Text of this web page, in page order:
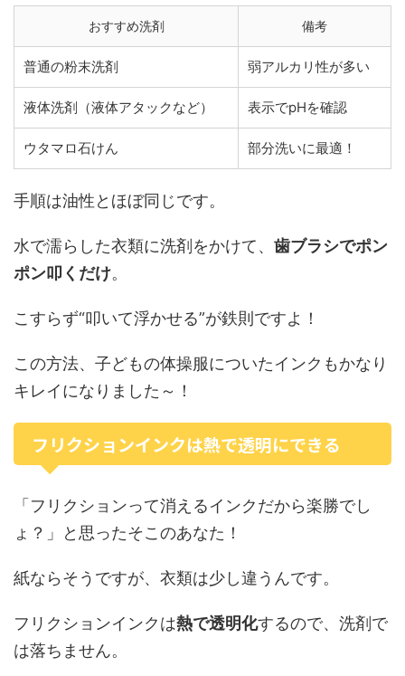
おすすめ洗剤 備考
普通の粉末洗剤 弱アルカリ性が多い
液体洗剤（液体アタックなど） 表示でpHを確認
ウタマロ石けん 部分洗いに最適！
手順は油性とほぼ同じです。
水で濡らした衣類に洗剤をかけて、 歯ブラシでポン
ポン叩くだけ。
こすらず“叩いて浮かせる”が鉄則ですよ！
この方法、子どもの体操服についたインクもかなり
キレイになりました～！
フリクションインクは熱で透明にできる
「フリクションって消えるインクだから楽勝でし
ょ？」と思ったそこのあなた！
紙ならそうですが、衣類は少し違うんです。
フリクションインクは熱で透明化するので、洗剤で
は落ちません。